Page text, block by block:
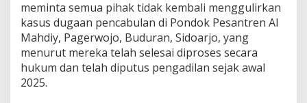
a
n
g
S
u
d
meminta semua pihak tidak kembali menggulirkan
kasus dugaan pencabulan di Pondok Pesantren Al
Mahdiy, Pagerwojo, Buduran, Sidoarjo, yang
menurut mereka telah selesai diproses secara
hukum dan telah diputus pengadilan sejak awal
2025.